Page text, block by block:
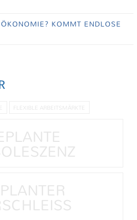
KOMMT ENDLOSE
FLEXIBLE ARBEITSMÄRKTE